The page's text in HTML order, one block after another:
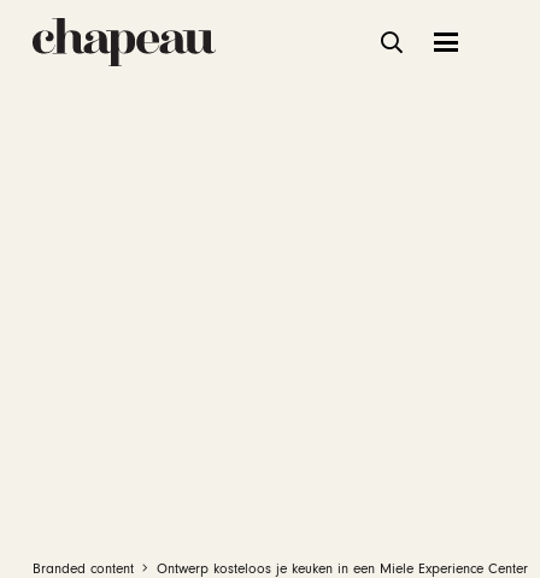
Branded content Ontwerp kosteloos je keuken in een Miele Experience Center